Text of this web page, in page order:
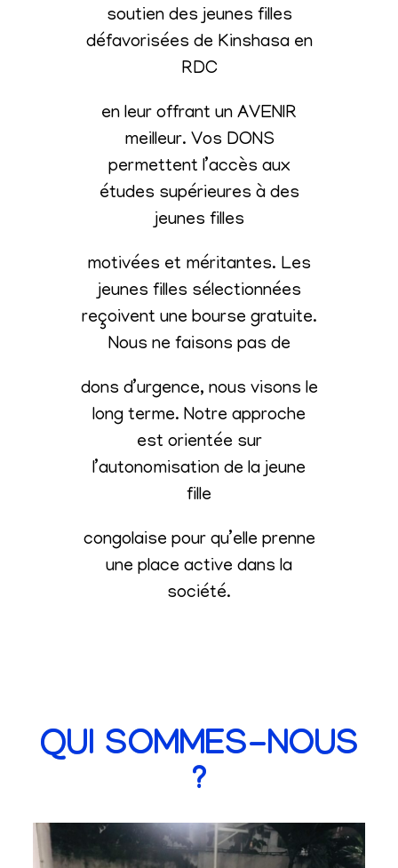
soutien des jeunes filles
défavorisées de Kinshasa en
RDC
en leur offrant un AVENIR
meilleur. Vos DONS
permettent l’accès aux
études supérieures à des
jeunes filles
motivées et méritantes. Les
jeunes filles sélectionnées
reçoivent une bourse gratuite.
Nous ne faisons pas de
dons d’urgence, nous visons le
long terme. Notre approche
est orientée sur
l’autonomisation de la jeune
fille
congolaise pour qu’elle prenne
une place active dans la
société.
QUI SOMMES-NOUS
?